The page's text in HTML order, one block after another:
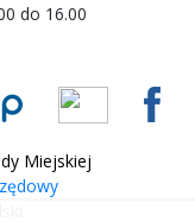
do 16.00
Miejskiej